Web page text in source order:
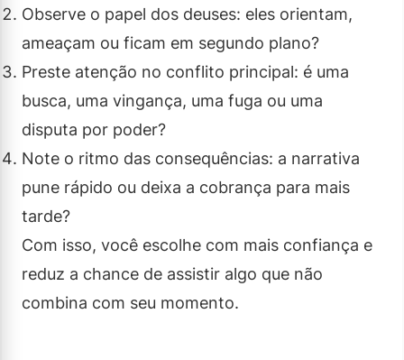
Observe o papel dos deuses: eles orientam,
ameaçam ou ficam em segundo plano?
Preste atenção no conflito principal: é uma
busca, uma vingança, uma fuga ou uma
disputa por poder?
Note o ritmo das consequências: a narrativa
pune rápido ou deixa a cobrança para mais
tarde?
Com isso, você escolhe com mais confiança e
reduz a chance de assistir algo que não
combina com seu momento.